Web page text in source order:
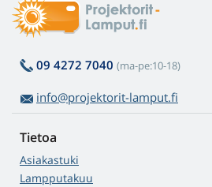
09 4272 7040 (ma-pe:10-18)
info@projektorit-lamput.fi
Tietoa
Asiakastuki
Lampputakuu